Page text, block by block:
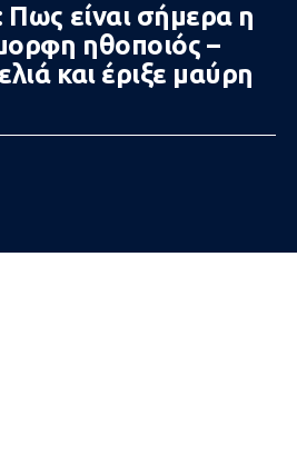
Πως είναι σήμερα η
ηθοποιός –
και έριξε μαύρη